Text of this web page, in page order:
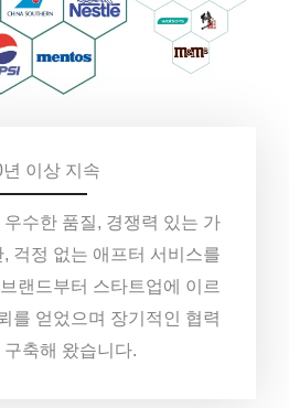
년 이상 지속
수한 품질, 경쟁력 있는 가
걱정 없는 애프터 서비스를
랜드부터 스타트업에 이르
를 얻었으며 장기적인 협력
구축해 왔습니다.